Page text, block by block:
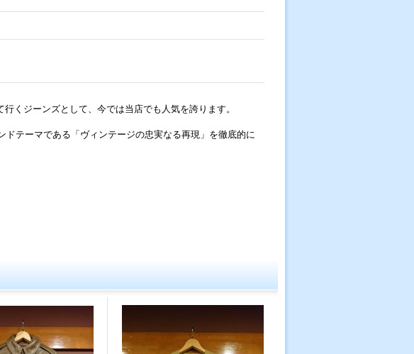
くジーンズとして、今では当店でも人気を誇ります。
テーマである「ヴィンテージの忠実なる再現」を徹底的に